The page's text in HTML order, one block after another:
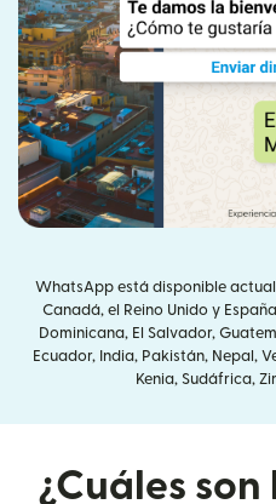
WhatsApp está disponible
Canadá, el Reino Unido y
Dominicana, El Salvador,
Ecuador, India, Pakistán, Nepal,
Kenia, Sudáfrica,
¿Cuáles